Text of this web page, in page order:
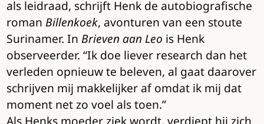
als leidraad, schrijft Henk de autobiografische
roman Billenkoek, avonturen van een stoute
Surinamer. In Brieven aan Leo is Henk
observeerder. “Ik doe liever research dan het
verleden opnieuw te beleven, al gaat daarover
schrijven mij makkelijker af omdat ik mij dat
moment net zo voel als toen.”
Als Henks moeder ziek wordt, verdiept hij zich